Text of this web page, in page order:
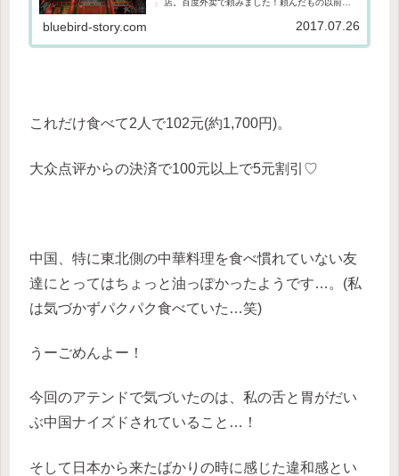
店。百度外卖で頼みました！頼んだもの以前中
どうしても食べたくなったので(影響受けやすい
bluebird-story.com 2017.07.26
これだけ食べて2人で102元(約1,700円)。
大众点评からの決済で100元以上で5元割引♡
中国、特に東北側の中華料理を食べ慣れていない友
達にとってはちょっと油っぽかったようです…。(私
は気づかずパクパク食べていた…笑)
うーごめんよー！
今回のアテンドで気づいたのは、私の舌と胃がだい
ぶ中国ナイズドされていること…！
そして日本から来たばかりの時に感じた違和感とい